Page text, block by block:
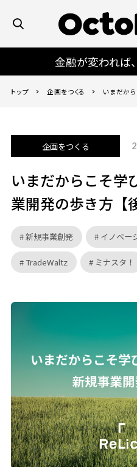
金融が変われば
トップ 企画をつくる いまだか
企画をつくる
いまだからこそ学
業開発の歩き方【
新規事業創発 イノベー
TradeWaltz ミナスタ！